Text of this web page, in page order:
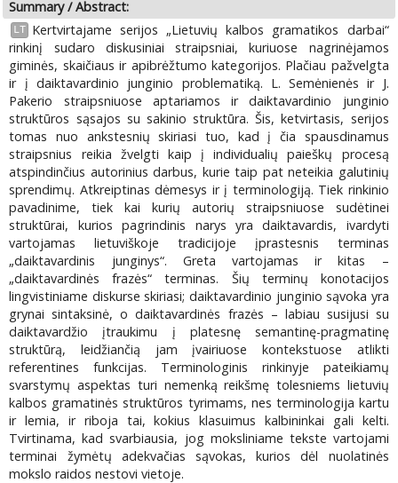
Summary / Abstract:
LT
Kertvirtajame serijos „Lietuvių kalbos gramatikos darbai“
rinkinį sudaro diskusiniai straipsniai, kuriuose nagrinėjamos
giminės, skaičiaus ir apibrėžtumo kategorijos. Plačiau pažvelgta
ir į daiktavardinio junginio problematiką. L. Semėnienės ir J.
Pakerio straipsniuose aptariamos ir daiktavardinio junginio
struktūros sąsajos su sakinio struktūra. Šis, ketvirtasis, serijos
tomas nuo ankstesnių skiriasi tuo, kad į čia spausdinamus
straipsnius reikia žvelgti kaip į individualių paieškų procesą
atspindinčius autorinius darbus, kurie taip pat neteikia galutinių
sprendimų. Atkreiptinas dėmesys ir į terminologiją. Tiek rinkinio
pavadinime, tiek kai kurių autorių straipsniuose sudėtinei
struktūrai, kurios pagrindinis narys yra daiktavardis, ivardyti
vartojamas lietuviškoje tradicijoje įprastesnis terminas
„daiktavardinis junginys“. Greta vartojamas ir kitas –
„daiktavardinės frazės“ terminas. Šių terminų konotacijos
lingvistiniame diskurse skiriasi; daiktavardinio junginio sąvoka yra
grynai sintaksinė, o daiktavardinės frazės – labiau susijusi su
daiktavardžio įtraukimu į platesnę semantinę-pragmatinę
struktūrą, leidžiančią jam įvairiuose kontekstuose atlikti
referentines funkcijas. Terminologinis rinkinyje pateikiamų
svarstymų aspektas turi nemenką reikšmę tolesniems lietuvių
kalbos gramatinės struktūros tyrimams, nes terminologija kartu
ir lemia, ir riboja tai, kokius klasuimus kalbininkai gali kelti.
Tvirtinama, kad svarbiausia, jog moksliniame tekste vartojami
terminai žymėtų adekvačias sąvokas, kurios dėl nuolatinės
mokslo raidos nestovi vietoje.